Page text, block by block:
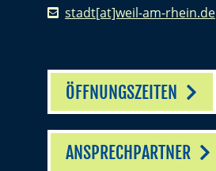
stadt[at]weil-am-rhein.de
ÖFFNUNGSZEITEN
ANSPRECHPARTNER